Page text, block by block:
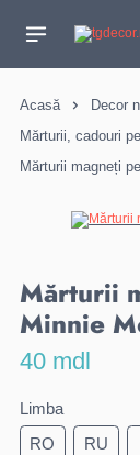
Acasă Decor
Mărturii, cadouri
Mărturii magneți
Mărturii
Minnie
40 mdl
Limba
RO
RU